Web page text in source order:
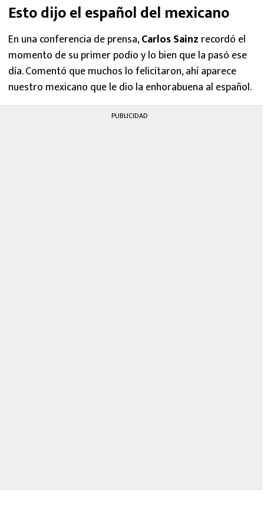
Esto dijo el español del mexicano
En una conferencia de prensa,Carlos Sainz recordó el
momento de su primer podio y lo bien que la pasó ese
día. Comentó que muchos lo felicitaron, ahí aparece
nuestro mexicano que le dio la enhorabuena al español.
PUBLICIDAD